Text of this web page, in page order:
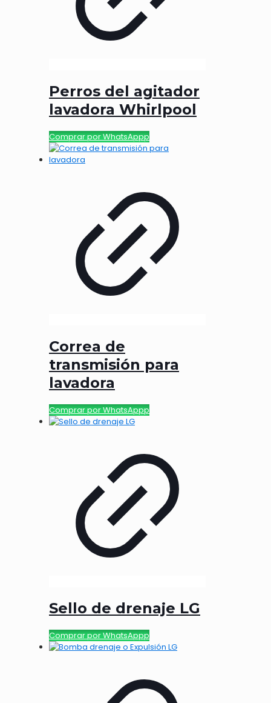
Perros del agitador
lavadora Whirlpool
Comprar por WhatsAppp
Correa de
transmisión para
lavadora
Comprar por WhatsAppp
Sello de drenaje LG
Comprar por WhatsAppp